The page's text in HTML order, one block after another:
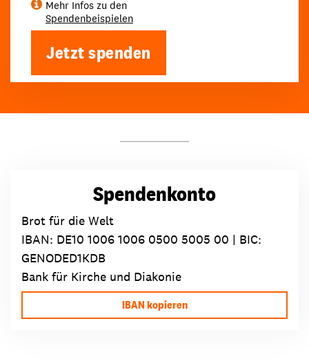
Mehr Infos zu den
Spendenbeispielen
Jetzt spenden
Spendenkonto
Brot für die Welt
IBAN: DE10 1006 1006 0500 5005 00 | BIC:
GENODED1KDB
Bank für Kirche und Diakonie
IBAN kopieren